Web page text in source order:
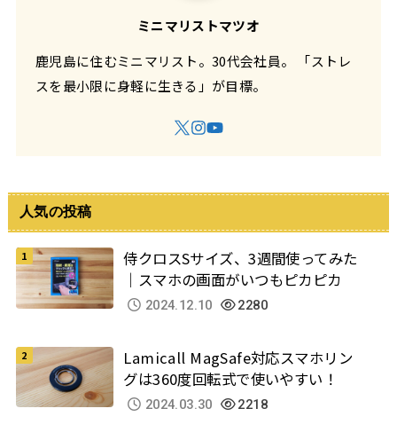
ミニマリストマツオ
鹿児島に住むミニマリスト。30代会社員。 「ストレ
スを最小限に身軽に生きる」が目標。
人気の投稿
侍クロスSサイズ、3週間使ってみた
｜スマホの画面がいつもピカピカ
2024.12.10 2280
Lamicall MagSafe対応スマホリン
グは360度回転式で使いやすい！
2024.03.30 2218